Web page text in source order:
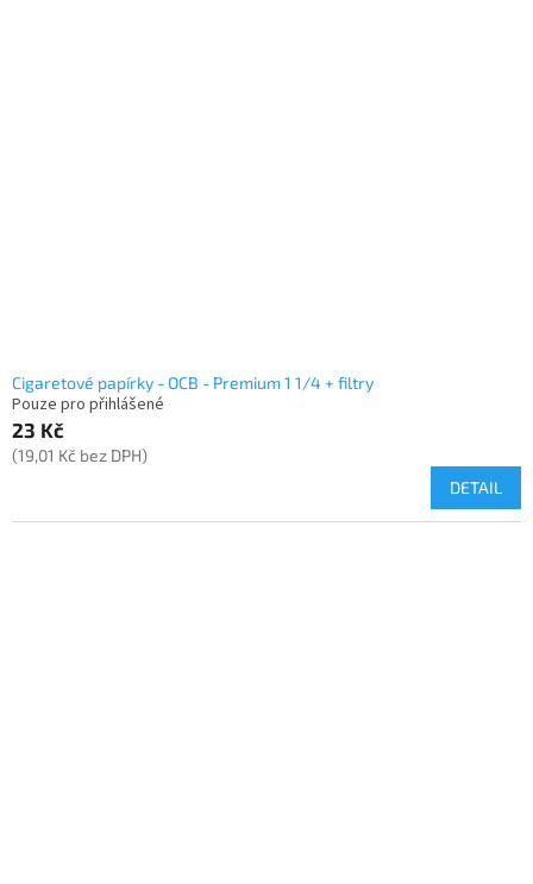
Cigaretové papírky - OCB - Premium 1 1/4 + filtry
Pouze pro přihlášené
23 Kč
(19,01 Kč bez DPH)
DETAIL